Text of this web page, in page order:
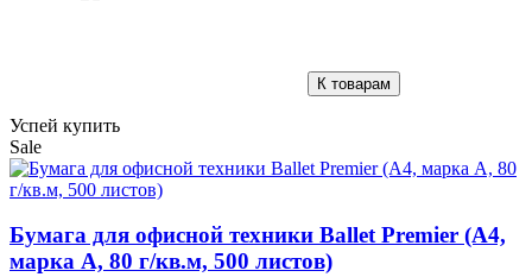
К товарам
Успей купить
Sale
Бумага для офисной техники Ballet Premier (А4,
марка A, 80 г/кв.м, 500 листов)